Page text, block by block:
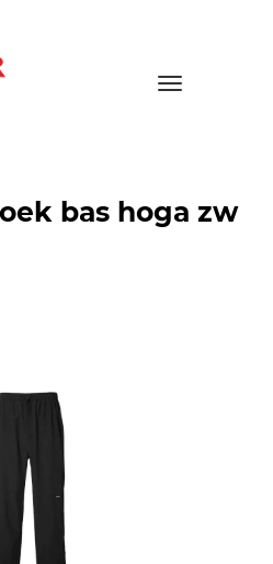
Toggle
bas hoga zw